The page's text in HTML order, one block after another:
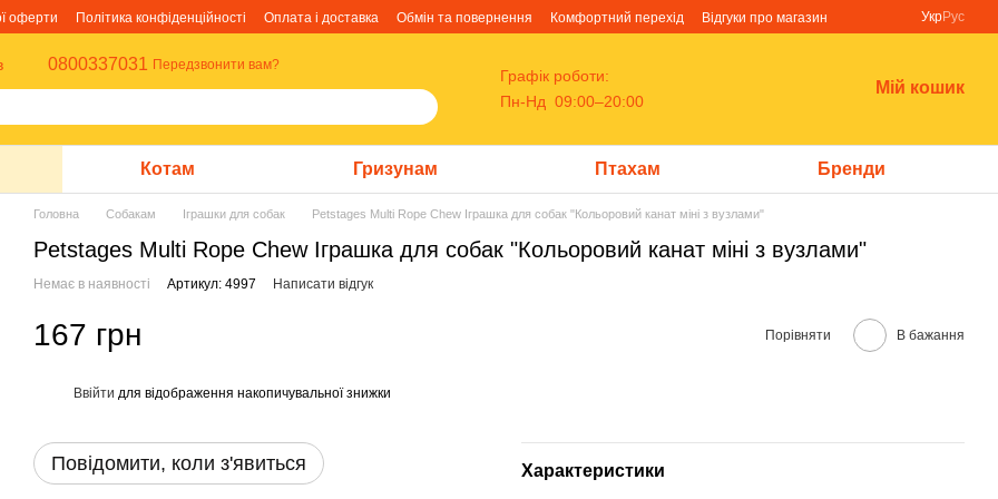
оферти Політика конфіденційності Оплата і доставка Обмін та повернення Комфортний перехід
Відгуки про магазин
УкрРус
0800337031 Передзвонити вам?
Графік роботи:
Пн-Нд 09:00–20:00
Мій кошик
Котам Гризунам Птахам Бренди
Головна Собакам Іграшки для собак Petstages Multi Rope Chew Іграшка для собак "Кольоровий канат міні з вузлами"
Petstages Multi Rope Chew Іграшка для собак "Кольоровий канат міні з вузлами"
Немає в наявності Артикул: 4997 Написати відгук
167 грн Порівняти В бажання
Ввійти для відображення накопичувальної знижки
Повідомити, коли з'явиться Характеристики